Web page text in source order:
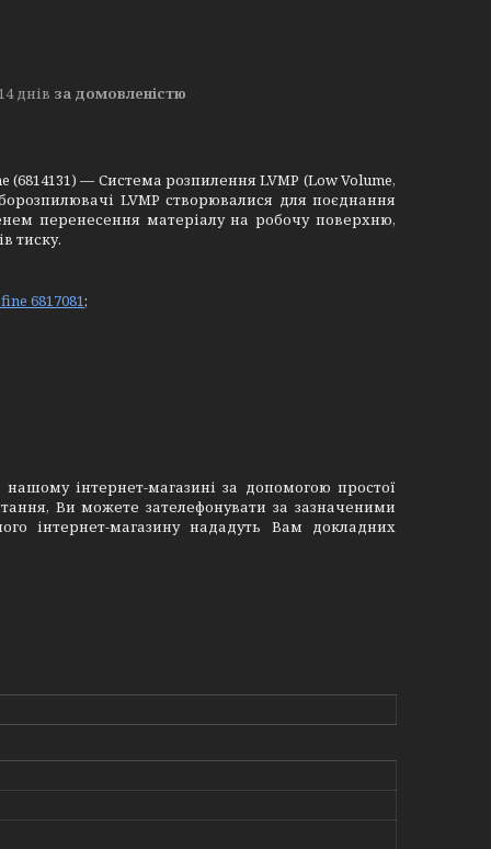
днів за домовленістю
— Система розпилення LVMP (Low Volume,
LVMP створювалися для поєднання
перенесення матеріалу на робочу поверхню,
тиску.
6817081;
інтернет-магазині за допомогою простої
Ви можете зателефонувати за зазначеними
інтернет-магазину нададуть Вам докладних